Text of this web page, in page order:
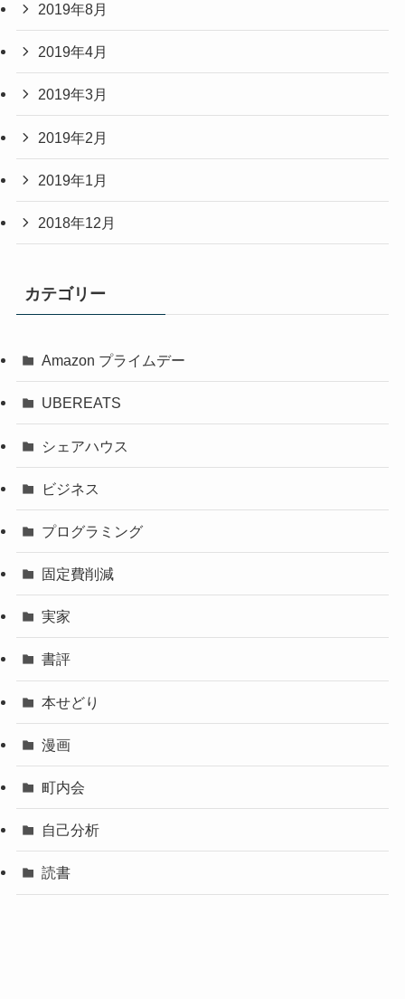
2019年8月
2019年4月
2019年3月
2019年2月
2019年1月
2018年12月
カテゴリー
Amazon プライムデー
UBEREATS
シェアハウス
ビジネス
プログラミング
固定費削減
実家
書評
本せどり
漫画
町内会
自己分析
読書